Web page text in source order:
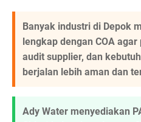
Banyak industri di Depok
lengkap dengan COA
audit supplier, dan
berjalan lebih aman dan
Ady Water menyediakan